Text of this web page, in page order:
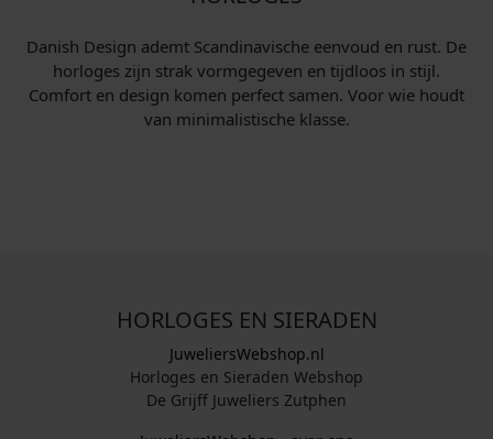
Danish Design ademt Scandinavische eenvoud en rust. De
horloges zijn strak vormgegeven en tijdloos in stijl.
Comfort en design komen perfect samen. Voor wie houdt
van minimalistische klasse.
HORLOGES EN SIERADEN
JuweliersWebshop.nl
Horloges en Sieraden Webshop
De Grijff Juweliers Zutphen